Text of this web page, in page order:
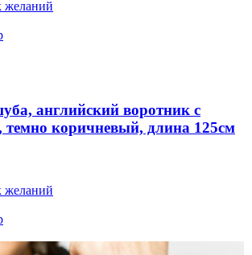
желаний
английский воротник с
темно коричневый, длина 125см
желаний